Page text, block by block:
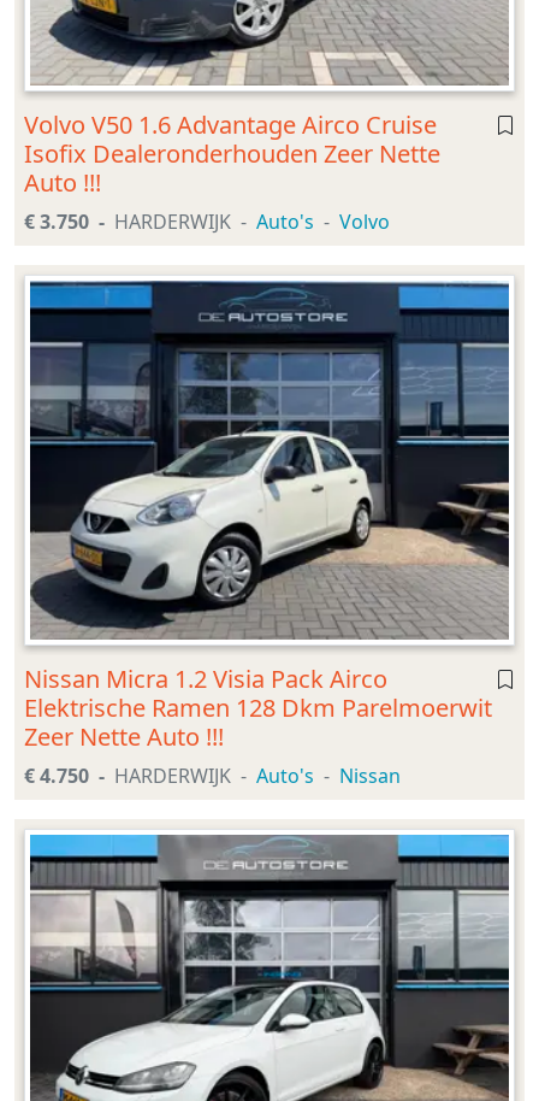
Volvo V50 1.6 Advantage Airco Cruise
Isofix Dealeronderhouden Zeer Nette
Auto !!!
€ 3.750 HARDERWIJK Auto's Volvo
Nissan Micra 1.2 Visia Pack Airco
Elektrische Ramen 128 Dkm Parelmoerwit
Zeer Nette Auto !!!
€ 4.750 HARDERWIJK Auto's Nissan